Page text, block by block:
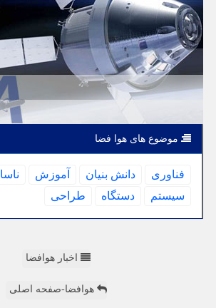
موضوع های هوا فضا
فناوری دانش بنیان آموزش ناسا
سیستم
دستگاه طراحی
اخبار هوافضا
هوافضا-صفحه اصلی